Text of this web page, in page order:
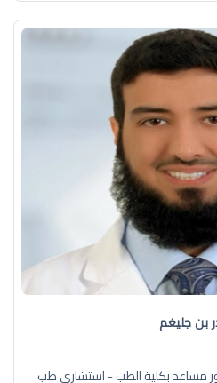
بن جليغم
مساعد بكلية الطب - استشاري طب